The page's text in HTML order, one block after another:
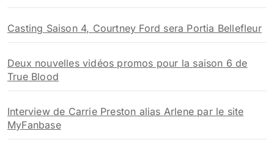
Casting Saison 4, Courtney Ford sera Portia Bellefleur
Deux nouvelles vidéos promos pour la saison 6 de
True Blood
Interview de Carrie Preston alias Arlene par le site
MyFanbase